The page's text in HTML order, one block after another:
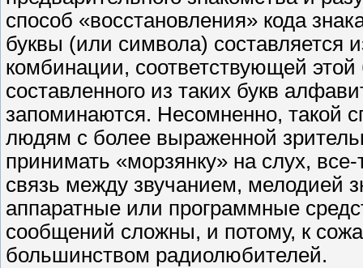
способ «восстановления» кода
буквы (или символа) составляется
комбинации, соответствующей
составленного из таких букв
запоминаются. Несомненно, такой
людям с более выраженной
принимать «морзянку» на слух,
связь между звучанием, мелодией
аппаратные или программные
сообщений сложны, и потому, к
большинством радиолюбителей.